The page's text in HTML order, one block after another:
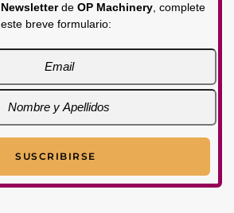
Newsletterde OP Machinery, complete
este breve formulario: